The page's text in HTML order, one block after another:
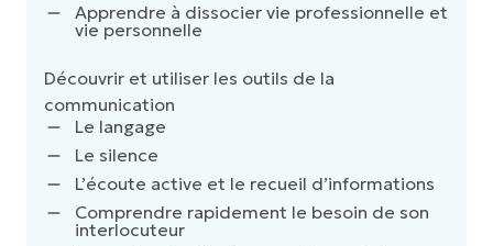
Apprendre à dissocier vie professionnelle et
vie personnelle
Découvrir et utiliser les outils de la
communication
Le langage
Le silence
L’écoute active et le recueil d’informations
Comprendre rapidement le besoin de son
interlocuteur